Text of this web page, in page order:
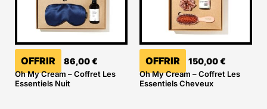
OFFRIR 86,00€
Oh My Cream – Coffret Les
Essentiels Nuit
OFFRIR 150,00€
Oh My Cream – Coffret Les
Essentiels Cheveux